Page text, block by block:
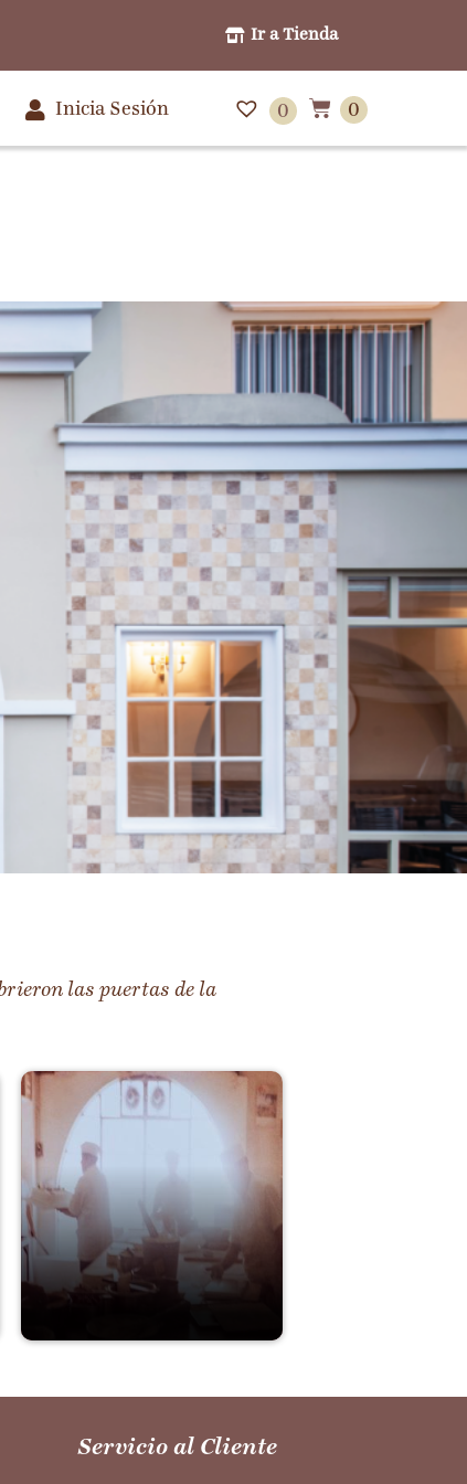
Ir a Tienda
Inicia Sesión 0 0
las puertas de la
Servicio al Cliente